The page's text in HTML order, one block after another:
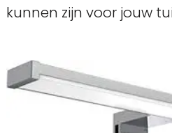
kunnen zijn voor jouw